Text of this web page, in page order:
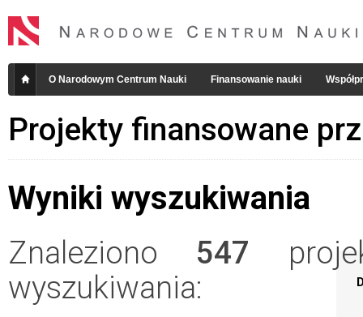
O Narodowym Centrum Nauki Finansowanie nauki
Projekty finansowane
Wyniki wyszukiwania
Znaleziono 547
wyszukiwania: